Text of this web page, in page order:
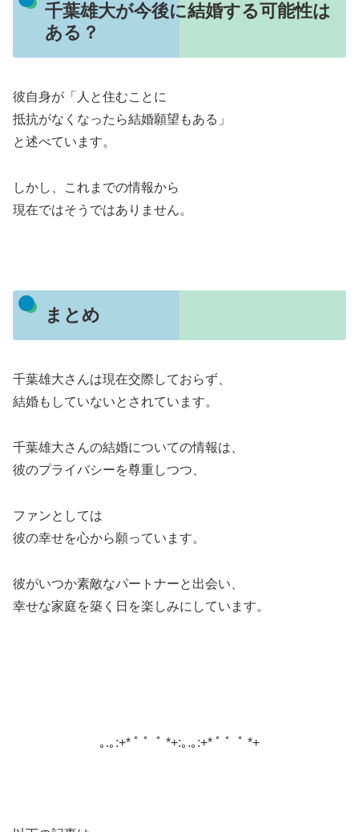
千葉雄大が今後に結婚する可能性は
ある？
彼自身が「人と住むことに
抵抗がなくなったら結婚願望もある」
と述べています。
しかし、これまでの情報から
現在ではそうではありません。
まとめ
千葉雄大さんは現在交際しておらず、
結婚もしていないとされています。
千葉雄大さんの結婚についての情報は、
彼のプライバシーを尊重しつつ、
ファンとしては
彼の幸せを心から願っています。
彼がいつか素敵なパートナーと出会い、
幸せな家庭を築く日を楽しみにしています。
｡.｡:+* ﾟ ゜ﾟ *+:｡.｡:+* ﾟ ゜ﾟ *+